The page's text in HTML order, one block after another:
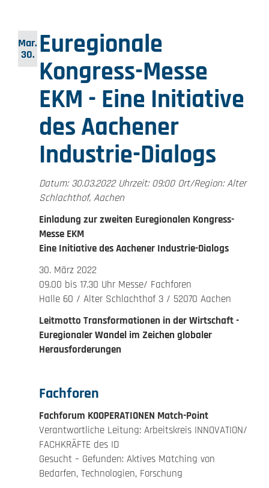
Mar.
30. Euregionale
Kongress-Messe
EKM - Eine Initiative
des Aachener
Industrie-Dialogs
Datum: 30.03.2022 Uhrzeit: 09:00 Ort/Region: Alter
Schlachthof, Aachen
Einladung zur zweiten Euregionalen Kongress-
Messe EKM
Eine Initiative des Aachener Industrie-Dialogs
30. März 2022
09.00 bis 17.30 Uhr Messe/ Fachforen
Halle 60 / Alter Schlachthof 3 / 52070 Aachen
Leitmotto Transformationen in der Wirtschaft -
Euregionaler Wandel im Zeichen globaler
Herausforderungen
Fachforen
Fachforum KOOPERATIONEN Match-Point
Verantwortliche Leitung: Arbeitskreis INNOVATION/
FACHKRÄFTE des ID
Gesucht – Gefunden: Aktives Matching von
Bedarfen, Technologien, Forschung